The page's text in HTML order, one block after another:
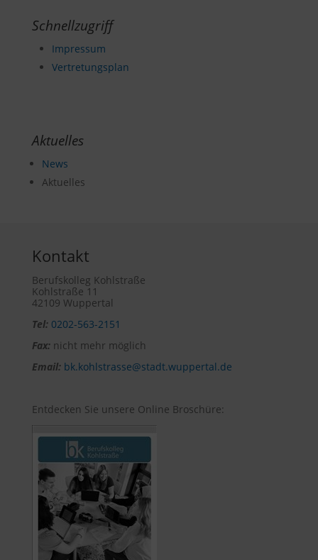
Schnellzugriff
Impressum
Vertretungsplan
Aktuelles
News
Aktuelles
Kontakt
Berufskolleg Kohlstraße
Kohlstraße 11
42109 Wuppertal
Tel: 0202-563-2151
Fax:nicht mehr möglich
Email: bk.kohlstrasse@stadt.wuppertal.de
Entdecken Sie unsere Online Broschüre: